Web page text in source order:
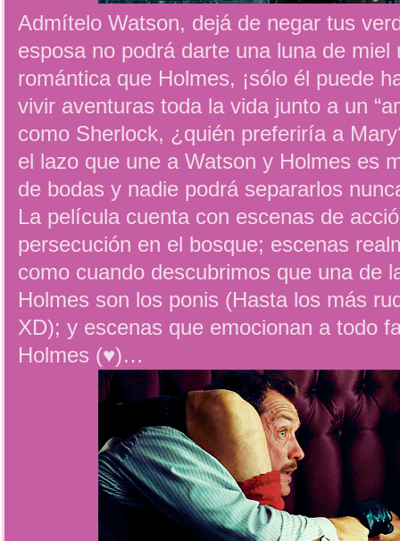
Admítelo Watson, dejá de negar tus
esposa no podrá darte una luna de miel
romántica que Holmes, ¡sólo él puede
vivir aventuras toda la vida junto a un
como Sherlock, ¿quién preferiría a
el lazo que une a Watson y Holmes es
de bodas y nadie podrá separarlos
La película cuenta con escenas de
persecución en el bosque; escenas
como cuando descubrimos que una de
Holmes son los ponis (Hasta los más
XD); y escenas que emocionan a todo
Holmes (♥)…